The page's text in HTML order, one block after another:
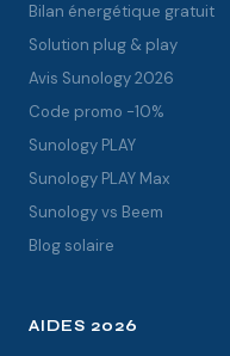
Bilan énergétique gratuit
Solution plug & play
Avis Sunology 2026
Code promo -10%
Sunology PLAY
Sunology PLAY Max
Sunology vs Beem
Blog solaire
AIDES 2026